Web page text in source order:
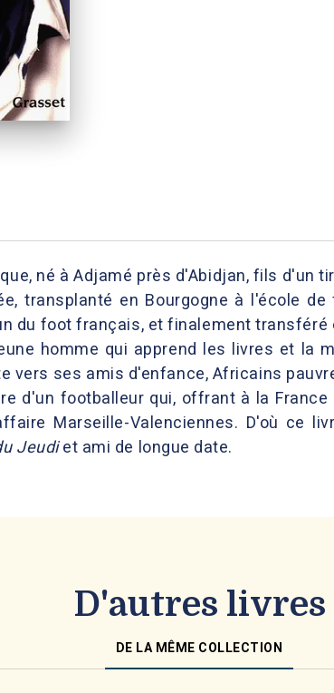
né à Adjamé près d'Abidjan, fils d'un
transplanté en Bourgogne à l'école
du foot français, et finalement
homme qui apprend les livres et la
vers ses amis d'enfance, Africains
d'un footballeur qui, offrant à la
Marseille-Valenciennes. D'où ce
Jeudiet ami de longue date.
D'autres livres
DE LA MÊME COLLECTION